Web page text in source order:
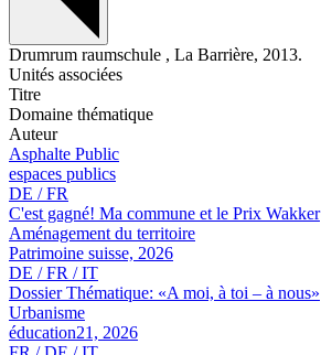
Drumrum raumschule , La Barrière, 2013.
Unités associées
Titre
Domaine thématique
Auteur
Asphalte Public
espaces publics
DE / FR
C'est gagné! Ma commune et le Prix Wakker
Aménagement du territoire
Patrimoine suisse, 2026
DE / FR / IT
Dossier Thématique: «A moi, à toi – à nous»
Urbanisme
éducation21, 2026